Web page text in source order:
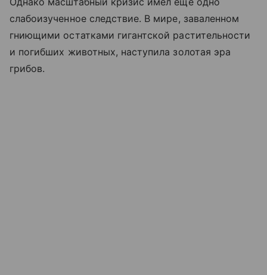
слабоизученное следствие. В мире, заваленном
гниющими остатками гигантской растительности
и погибших животных, наступила золотая эра
грибов.